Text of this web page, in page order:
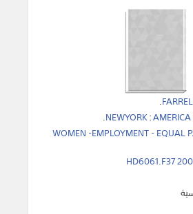
.
NEWYORK:AMERICA
.
WOMEN -EMPLOYMENT - EQUAL
HD6061.F37